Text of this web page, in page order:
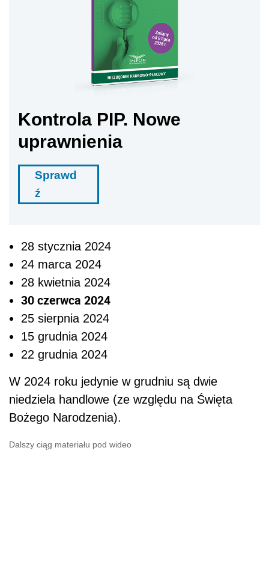
Kontrola PIP. Nowe
uprawnienia
Sprawd
ź
28 stycznia 2024
24 marca 2024
28 kwietnia 2024
30 czerwca 2024
25 sierpnia 2024
15 grudnia 2024
22 grudnia 2024
W 2024 roku jedynie w grudniu są dwie
niedziela handlowe (ze względu na Święta
Bożego Narodzenia).
Dalszy ciąg materiału pod wideo